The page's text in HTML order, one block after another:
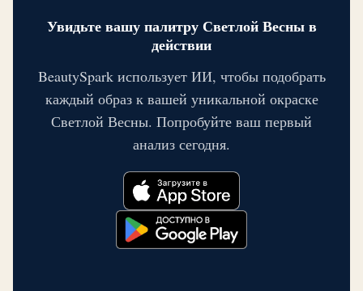
Увидьте вашу палитру Светлой Весны в
действии
BeautySpark использует ИИ, чтобы подобрать
каждый образ к вашей уникальной окраске
Светлой Весны. Попробуйте ваш первый
анализ сегодня.